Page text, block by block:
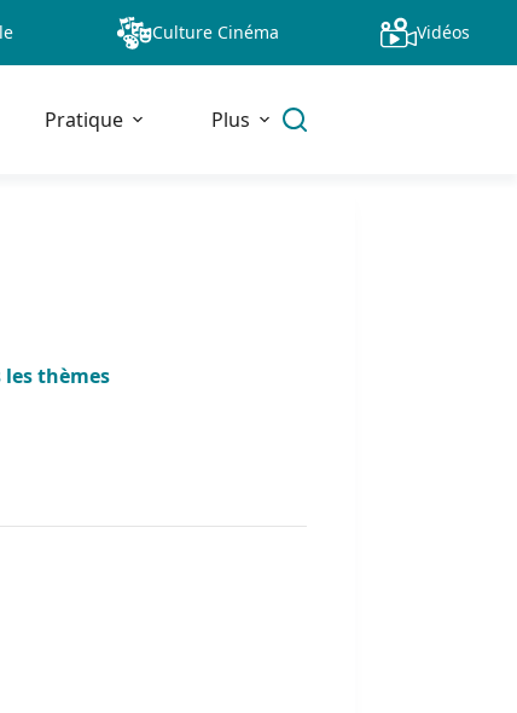
Culture Cinéma Vidéos
Pratique Plus
thèmes